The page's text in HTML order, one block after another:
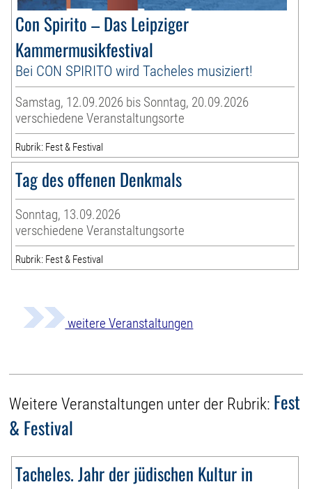
Con Spirito – Das Leipziger
Kammermusikfestival
Bei CON SPIRITO wird Tacheles musiziert!
Samstag, 12.09.2026 bis Sonntag, 20.09.2026
verschiedene Veranstaltungsorte
Rubrik: Fest & Festival
Tag des offenen Denkmals
Sonntag, 13.09.2026
verschiedene Veranstaltungsorte
Rubrik: Fest & Festival
weitere Veranstaltungen
Weitere Veranstaltungen unter der Rubrik: Fest
& Festival
Tacheles. Jahr der jüdischen Kultur in